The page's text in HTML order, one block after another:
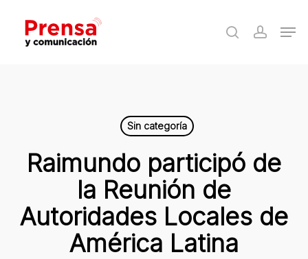
main
search
Sin categoría
Raimundo participó de
la Reunión de
Autoridades Locales de
América Latina